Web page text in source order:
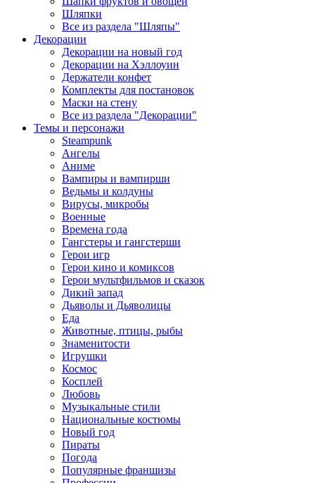
Шляпки
Все из раздела "Шляпы"
Декорации
Декорации на новый год
Декорации на Хэллоуин
Держатели конфет
Комплекты для постановок
Маски на стену
Все из раздела "Декорации"
Темы и персонажи
Steampunk
Ангелы
Аниме
Вампиры и вампирши
Ведьмы и колдуны
Вирусы, микробы
Военные
Времена года
Гангстеры и гангстерши
Герои игр
Герои кино и комиксов
Герои мультфильмов и сказок
Дикий запад
Дьяволы и Дьяволицы
Еда
Животные, птицы, рыбы
Знаменитости
Игрушки
Космос
Косплей
Любовь
Музыкальные стили
Национальные костюмы
Новый год
Пираты
Погода
Популярные франшизы